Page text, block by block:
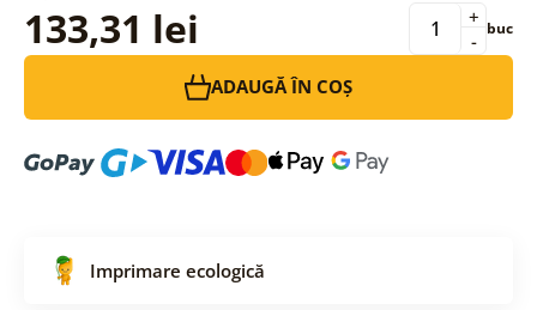
133,31 lei -
+ buc
ADAUGĂ ÎN COȘ
Imprimare ecologică